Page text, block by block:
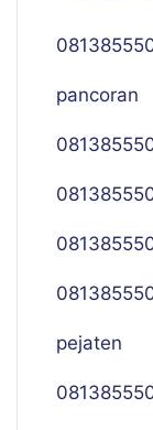
pancoran
pejaten